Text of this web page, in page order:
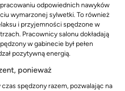
odpowiednich nawyków
wymarzonej sylwetki. To również
i przyjemności spędzone w
Pracownicy salonu dokładają
w gabinecie był pełen
pozytywną energią.
ponieważ
spędzony razem, pozwalając na